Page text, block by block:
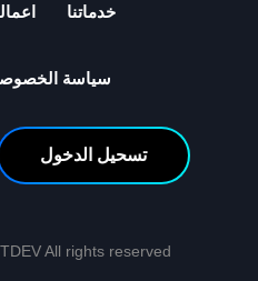
خدماتنا اعمالنا
سياسة الخصوصية
تسحيل الدخول
All rights reserved ©